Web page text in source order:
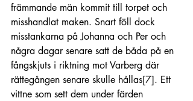
främmande män kommit till torpet och
misshandlat maken. Snart föll dock
misstankarna på Johanna och Per och
några dagar senare satt de båda på en
fångskjuts i riktning mot Varberg där
rättegången senare skulle hållas[7]. Ett
vittne som sett dem under färden